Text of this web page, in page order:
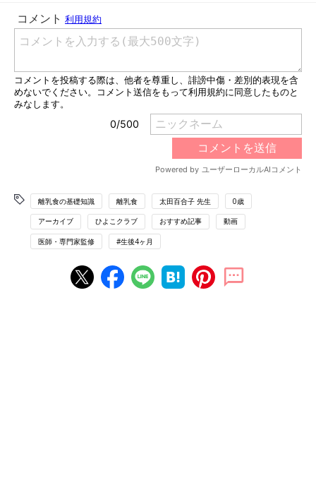
ントは？
離乳食の基礎知識 離乳食 太田百合子 先生 0歳
アーカイブ ひよこクラブ おすすめ記事 動画
医師・専門家監修 #生後4ヶ月